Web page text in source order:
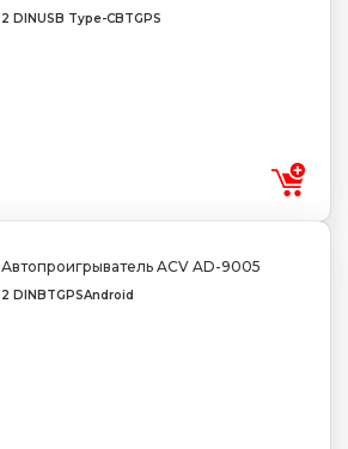
2 DINUSB Type-CBTGPS
Автопроигрыватель ACV AD-9005
2 DINBTGPSAndroid